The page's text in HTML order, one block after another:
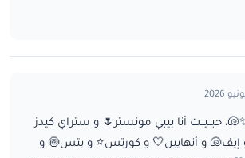
حبــيــت أنا بيبي مونستر🌷 و ستراي كيدز
إيف🐚 و أنهايبن🤍 و كورتس⭐ و بتس🍥 و